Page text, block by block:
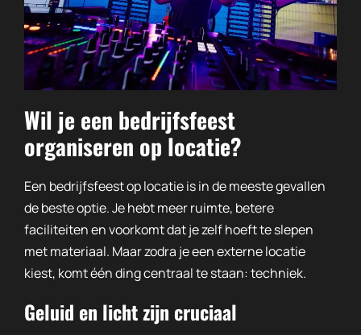
Wil je een bedrijfsfeest
organiseren op locatie?
Een bedrijfsfeest op locatie is in de meeste gevallen
de beste optie. Je hebt meer ruimte, betere
faciliteiten en voorkomt dat je zelf hoeft te slepen
met materiaal. Maar zodra je een externe locatie
kiest, komt één ding centraal te staan: techniek.
Geluid en licht zijn cruciaal